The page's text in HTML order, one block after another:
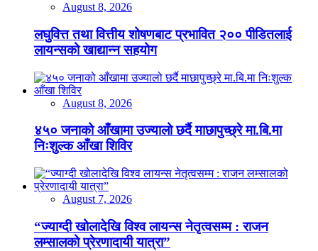
August 8, 2026
लघुवित्त तथा वित्तीय शोषणबाट प्रभावित २०० पीडितलाई
लायन्सको खाद्यान्न सहयोग
August 8, 2026
४५० जनाको आँखामा उज्यालो छर्दै माछापुच्छ्रे मा.बि.मा
निःशुल्क आँखा शिविर
August 7, 2026
“ज्याग्दी खोलादेखि विश्व लायन्स नेतृत्वसम्म : राजन
लम्सालको प्रेरणादायी यात्रा”